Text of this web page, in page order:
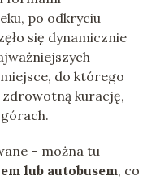
po odkryciu
się dynamicznie
do którego
kurację,
– można tu
lub autobusem, co